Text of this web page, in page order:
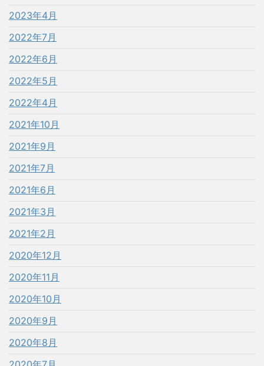
2023年4月
2022年7月
2022年6月
2022年5月
2022年4月
2021年10月
2021年9月
2021年7月
2021年6月
2021年3月
2021年2月
2020年12月
2020年11月
2020年10月
2020年9月
2020年8月